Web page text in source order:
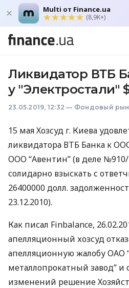
Multi от Finance.ua
(8,9K+)
Ликвидатор ВТБ
у "Электростали"
23.05.2019, 12:32 — Фондовый
15 мая Хозсуд г. Киева
ликвидатора ВТБ Банка к
ООО “Авентин” (в деле
солидарно взыскать с
26400000 долл.
23.12.2010).
Как писал Finbalance,
апелляционный хозсуд
апелляционную жалобуОАО
металлопрокатный завод” и
изменений решение